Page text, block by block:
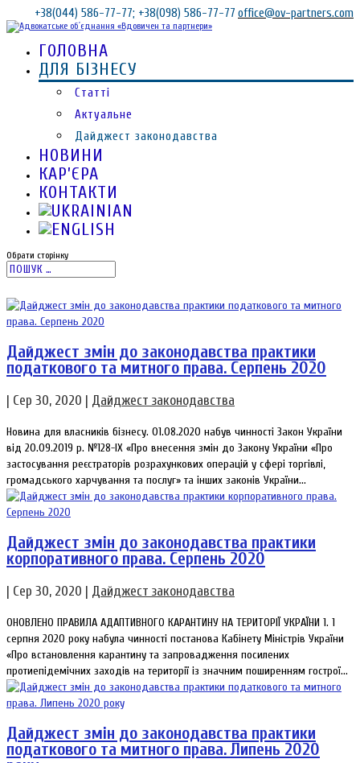
+38(044) 586-77-77; +38(098) 586-77-77 office@ov-partners.com
ГОЛОВНА
ДЛЯ БІЗНЕСУ
Статті
Актуальне
Дайджест законодавства
НОВИНИ
КАР’ЄРА
КОНТАКТИ
Обрати сторінку
Дайджест змін до законодавства практики
податкового та митного права. Серпень 2020
| Сер 30, 2020 | Дайджест законодавства
Новина для власників бізнесу. 01.08.2020 набув чинності Закон України
від 20.09.2019 р. №128-IX «Про внесення змін до Закону України «Про
застосування реєстраторів розрахункових операцій у сфері торгівлі,
громадського харчування та послуг» та інших законів України...
Дайджест змін до законодавства практики
корпоративного права. Серпень 2020
| Сер 30, 2020 | Дайджест законодавства
ОНОВЛЕНО ПРАВИЛА АДАПТИВНОГО КАРАНТИНУ НА ТЕРИТОРІЇ УКРАЇНИ 1. 1
серпня 2020 року набула чинності постанова Кабінету Міністрів України
«Про встановлення карантину та запровадження посилених
протиепідемічних заходів на території із значним поширенням гострої...
Дайджест змін до законодавства практики
податкового та митного права. Липень 2020